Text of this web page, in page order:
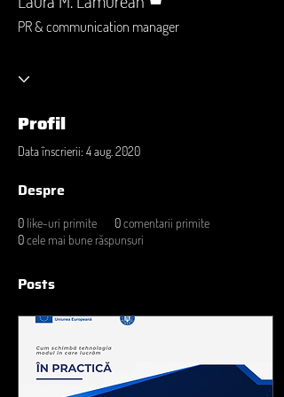
PR & communication manager
Profil
Data înscrierii: 4 aug. 2020
Despre
0 like-uri primite 0comentarii primite
0cele mai bune răspunsuri
Posts